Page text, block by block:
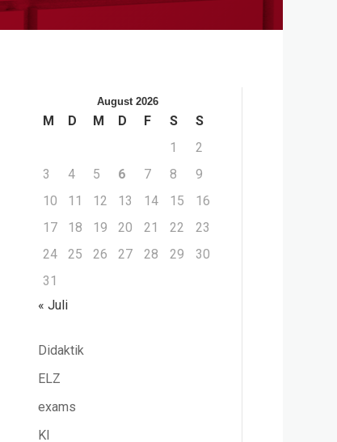
August 2026
M D M D F S
S
1
2
3
4 5 6 7 8
9
10
11 12 13 14 15
16
17
18 19 20 21 22
23
24
25 26 27 28 29
30
31
« Juli
Didaktik
ELZ
exams
KI